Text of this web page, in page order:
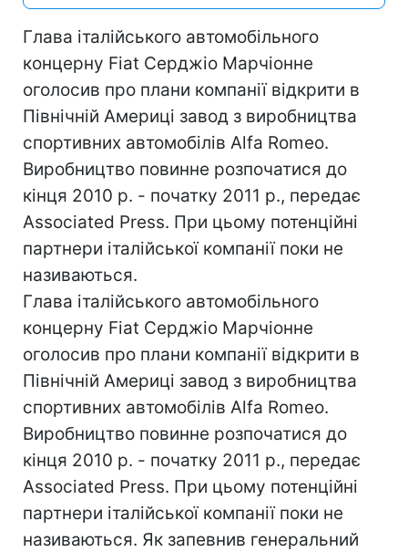
Глава італійського автомобільного
концерну Fiat Серджіо Марчіонне
оголосив про плани компанії відкрити в
Північній Америці завод з виробництва
спортивних автомобілів Alfa Romeo.
Виробництво повинне розпочатися до
кінця 2010 р. - початку 2011 р., передає
Associated Press. При цьому потенційні
партнери італійської компанії поки не
називаються.
Глава італійського автомобільного
концерну Fiat Серджіо Марчіонне
оголосив про плани компанії відкрити в
Північній Америці завод з виробництва
спортивних автомобілів Alfa Romeo.
Виробництво повинне розпочатися до
кінця 2010 р. - початку 2011 р., передає
Associated Press. При цьому потенційні
партнери італійської компанії поки не
називаються. Як запевнив генеральний